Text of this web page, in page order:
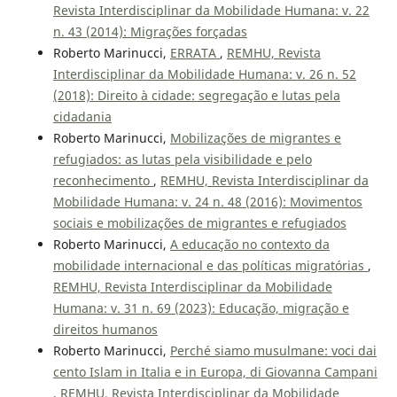
Revista Interdisciplinar da Mobilidade Humana: v. 22
n. 43 (2014): Migrações forçadas
Roberto Marinucci, ERRATA , REMHU, Revista
Interdisciplinar da Mobilidade Humana: v. 26 n. 52
(2018): Direito à cidade: segregação e lutas pela
cidadania
Roberto Marinucci, Mobilizações de migrantes e
refugiados: as lutas pela visibilidade e pelo
reconhecimento , REMHU, Revista Interdisciplinar da
Mobilidade Humana: v. 24 n. 48 (2016): Movimentos
sociais e mobilizações de migrantes e refugiados
Roberto Marinucci, A educação no contexto da
mobilidade internacional e das políticas migratórias ,
REMHU, Revista Interdisciplinar da Mobilidade
Humana: v. 31 n. 69 (2023): Educação, migração e
direitos humanos
Roberto Marinucci, Perché siamo musulmane: voci dai
cento Islam in Italia e in Europa, di Giovanna Campani
, REMHU, Revista Interdisciplinar da Mobilidade